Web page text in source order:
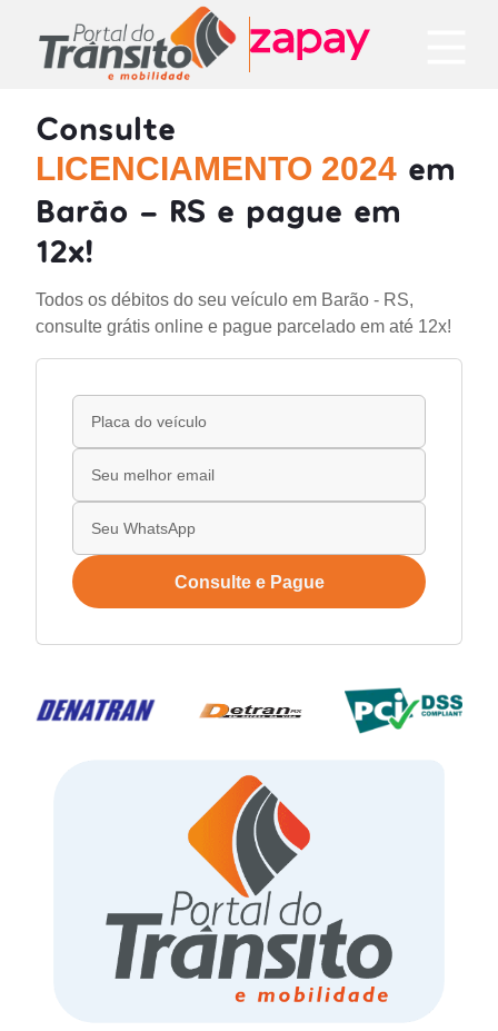
Consulte
LICENCIAMENTO 2024 em
Barão - RS e pague em
12x!
Todos os débitos do seu veículo em Barão - RS,
consulte grátis online e pague parcelado em até 12x!
Consulte e Pague